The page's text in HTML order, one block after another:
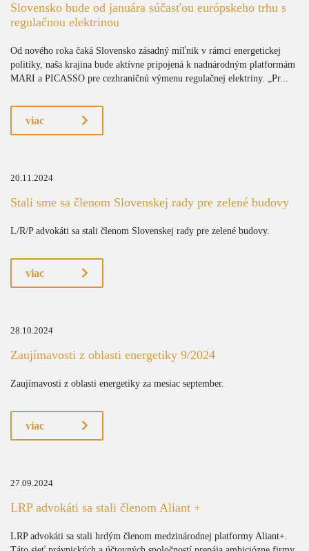
Slovensko bude od januára súčasťou európskeho trhu s
regulačnou elektrinou
Od nového roka čaká Slovensko zásadný míľnik v rámci energetickej
politiky, naša krajina bude aktívne pripojená k nadnárodným platformám
MARI a PICASSO pre cezhraničnú výmenu regulačnej elektriny. „Pr...
viac
20.11.2024
Stali sme sa členom Slovenskej rady pre zelené budovy
L/R/P advokáti sa stali členom Slovenskej rady pre zelené budovy.
viac
28.10.2024
Zaujímavosti z oblasti energetiky 9/2024
Zaujímavosti z oblasti energetiky za mesiac september.
viac
27.09.2024
LRP advokáti sa stali členom Aliant +
LRP advokáti sa stali hrdým členom medzinárodnej platformy Aliant+.